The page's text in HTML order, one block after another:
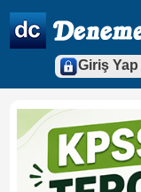
Giriş Yap